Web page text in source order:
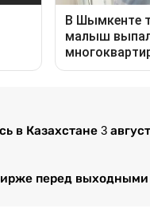
в Казахстане 3
перед выходными